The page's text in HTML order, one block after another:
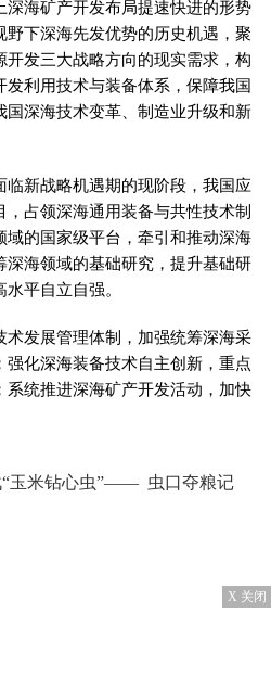
深海矿产开发布局提速快进的形势
下深海先发优势的历史机遇，聚
发三大战略方向的现实需求，构
利用技术与装备体系，保障我国
深海技术变革、制造业升级和新
临新战略机遇期的现阶段，我国应
占领深海通用装备与共性技术制
的国家级平台，牵引和推动深海
海领域的基础研究，提升基础研
平自立自强。
术发展管理体制，加强统筹深海采
化深海装备技术自主创新，重点
系统推进深海矿产开发活动，加快
“玉米钻心虫”—— 虫口夺粮记
X 关闭